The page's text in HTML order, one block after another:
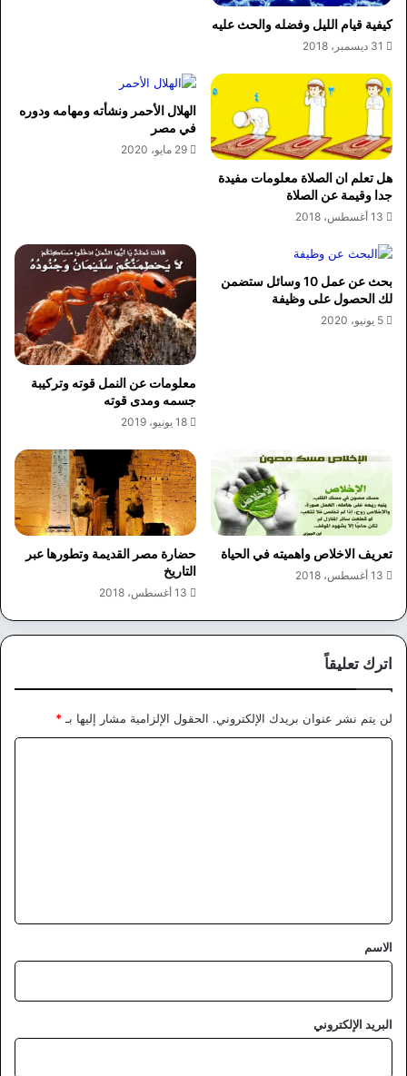
كيفية قيام الليل وفضله والحث عليه
31 ديسمبر، 2018
هل تعلم ان الصلاة معلومات مفيدة
جدا وقيمة عن الصلاة
13 أغسطس، 2018
الهلال الأحمر ونشأته ومهامه ودوره
في مصر
29 مايو، 2020
بحث عن عمل 10 وسائل ستضمن
لك الحصول على وظيفة
5 يونيو، 2020
معلومات عن النمل قوته وتركيبة
جسمه ومدى قوته
18 يونيو، 2019
تعريف الاخلاص واهميته في الحياة
13 أغسطس، 2018
حضارة مصر القديمة وتطورها عبر
التاريخ
13 أغسطس، 2018
اترك تعليقاً
لن يتم نشر عنوان بريدك الإلكتروني. الحقول الإلزامية مشار إليها بـ*
*
الاسم
البريد الإلكتروني